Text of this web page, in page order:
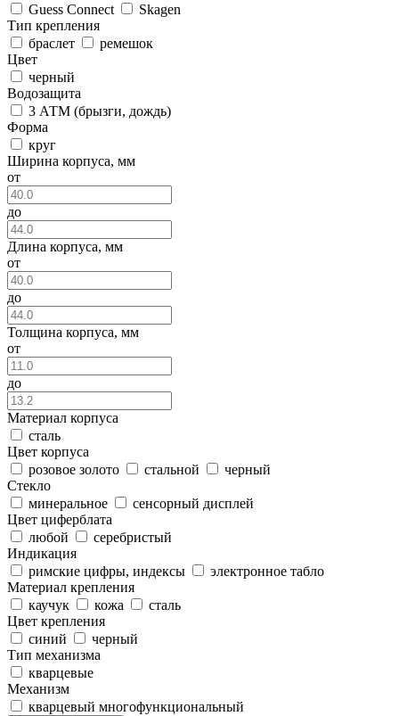
Guess Connect
Skagen
Тип крепления
браслет
ремешок
Цвет
черный
Водозащита
3 АТМ (брызги, дождь)
Форма
круг
Ширина корпуса, мм
от
до
Длина корпуса, мм
от
до
Толщина корпуса, мм
от
до
Материал корпуса
сталь
Цвет корпуса
розовое золото
стальной
черный
Стекло
минеральное
сенсорный дисплей
Цвет циферблата
любой
серебристый
Индикация
римские цифры, индексы
электронное табло
Материал крепления
каучук
кожа
сталь
Цвет крепления
синий
черный
Тип механизма
кварцевые
Механизм
кварцевый многофункциональный